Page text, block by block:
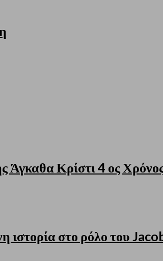
Κρίστι 4 ος
ιστορία στο ρόλο του